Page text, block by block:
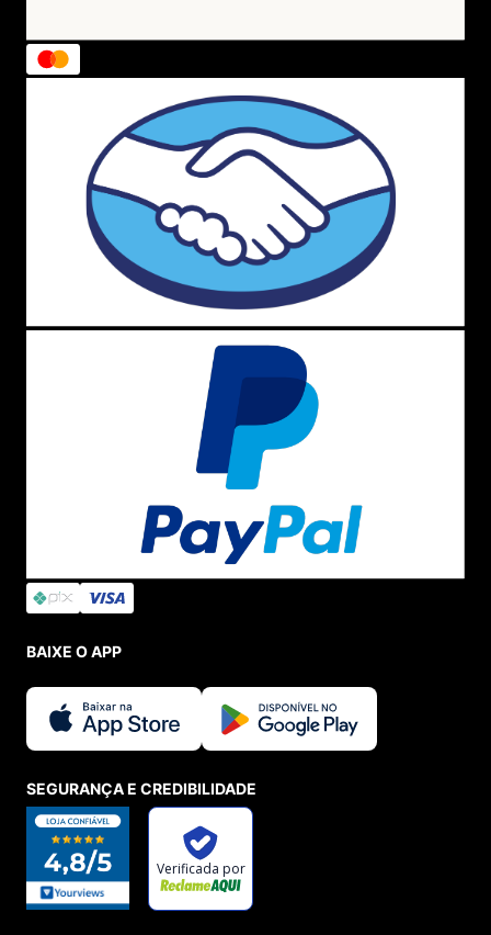
BAIXE O APP
SEGURANÇA E CREDIBILIDADE